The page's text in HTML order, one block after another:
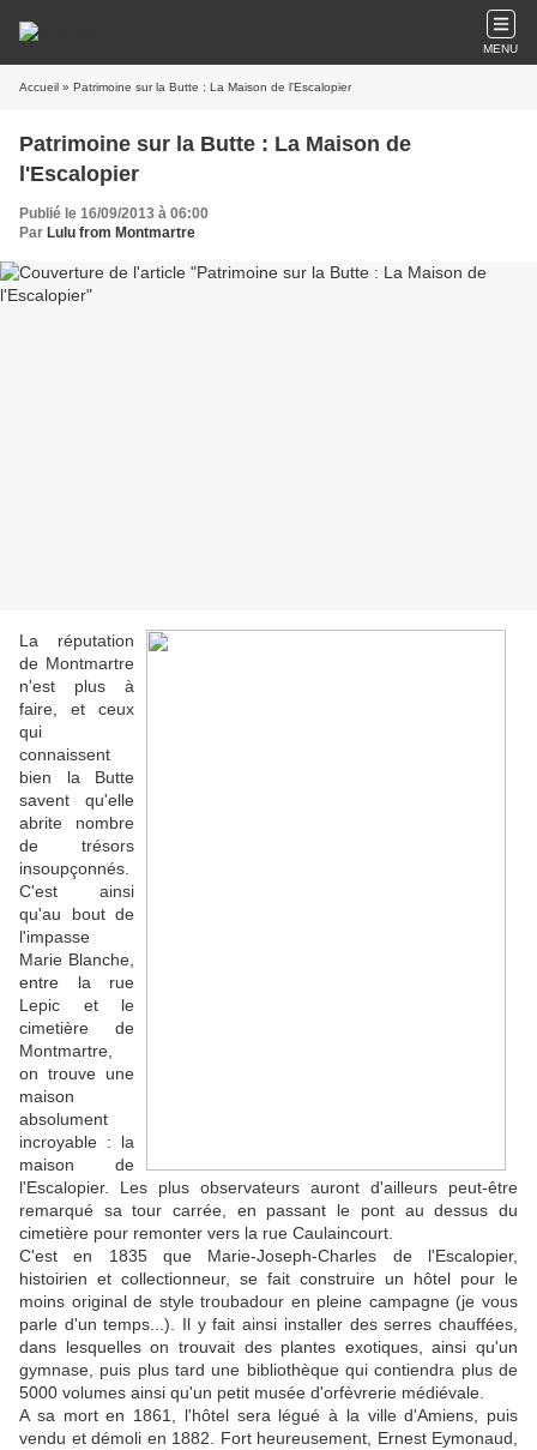
MENU
Accueil » Patrimoine sur la Butte : La Maison de l'Escalopier
Patrimoine sur la Butte : La Maison de
l'Escalopier
Publié le 16/09/2013 à 06:00
Par Lulu from Montmartre
La réputation
de Montmartre
n'est plus à
faire, et ceux
qui
connaissent
bien la Butte
savent qu'elle
abrite nombre
de trésors
insoupçonnés.
C'est ainsi
qu'au bout de
l'impasse
Marie Blanche,
entre la rue
Lepic et le
cimetière de
Montmartre,
on trouve une
maison
absolument
incroyable : la
maison de
l'Escalopier. Les plus observateurs auront d'ailleurs peut-être
remarqué sa tour carrée, en passant le pont au dessus du
cimetière pour remonter vers la rue Caulaincourt.
C'est en 1835 que Marie-Joseph-Charles de l'Escalopier,
histoirien et collectionneur, se fait construire un hôtel pour le
moins original de style troubadour en pleine campagne (je vous
parle d'un temps...). Il y fait ainsi installer des serres chauffées,
dans lesquelles on trouvait des plantes exotiques, ainsi qu'un
gymnase, puis plus tard une bibliothèque qui contiendra plus de
5000 volumes ainsi qu'un petit musée d'orfèvrerie médiévale.
A sa mort en 1861, l'hôtel sera légué à la ville d'Amiens, puis
vendu et démoli en 1882. Fort heureusement, Ernest Eymonaud,